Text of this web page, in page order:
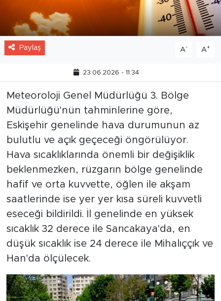
Paylaş A- A+
23.06.2026 - 11:34
Meteoroloji Genel Müdürlüğü 3. Bölge
Müdürlüğü'nün tahminlerine göre,
Eskişehir genelinde hava durumunun az
bulutlu ve açık geçeceği öngörülüyor.
Hava sıcaklıklarında önemli bir değişiklik
beklenmezken, rüzgarın bölge genelinde
hafif ve orta kuvvette, öğlen ile akşam
saatlerinde ise yer yer kısa süreli kuvvetli
eseceği bildirildi. İl genelinde en yüksek
sıcaklık 32 derece ile Sarıcakaya'da, en
düşük sıcaklık ise 24 derece ile Mihalıççık ve
Han'da ölçülecek.